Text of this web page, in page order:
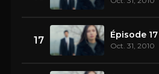
17 Épisode 17
Oct. 31, 2010